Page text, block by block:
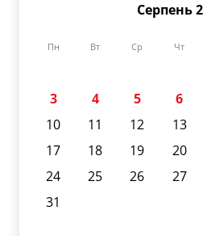
Серпень
Пн Вт Ср Чт
3
4 5 6
10
11 12 13
17
18 19 20
24
25 26 27
31